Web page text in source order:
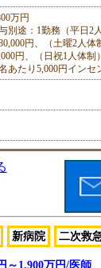
万円
別途：1勤務（平日2
円、（土曜2人体
円、（日祝1人体制
あたり5,000円インセ
新病院 二次救
～1,900万円/医師